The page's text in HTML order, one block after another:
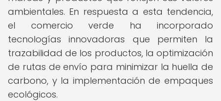
ambientales. En respuesta a esta tendencia,
el comercio verde ha incorporado
tecnologías innovadoras que permiten la
trazabilidad de los productos, la optimización
de rutas de envío para minimizar la huella de
carbono, y la implementación de empaques
ecológicos.